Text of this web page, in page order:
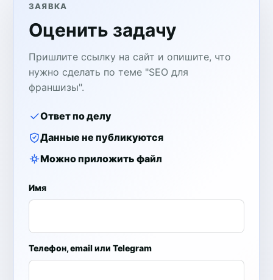
ЗАЯВКА
Оценить задачу
Пришлите ссылку на сайт и опишите, что
нужно сделать по теме "SEO для
франшизы".
Ответ по делу
Данные не публикуются
Можно приложить файл
Имя
Телефон, email или Telegram